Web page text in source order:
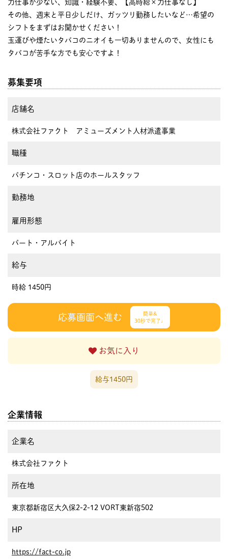
力仕事が少ない、知識・経験不要、【高時給×力仕事なし】
その他、週末と平日少しだけ、ガッツリ勤務したいなど…希望の
シフトをまずはお聞かせください！
玉運びや煙たいタバコのニオイも一切ありませんので、女性にも
タバコが苦手な方でも安心ですよ！
募集要項
店舗名
株式会社ファクト アミューズメント人材派遣事業
職種
パチンコ・スロット店のホールスタッフ
勤務地
雇用形態
パート・アルバイト
給与
時給 1450円
応募画面へ進む
簡単&
30秒で完了♩
お気に入り
給与1450円
企業情報
企業名
株式会社ファクト
所在地
東京都新宿区大久保2-2-12 VORT東新宿502
HP
https://fact-co.jp